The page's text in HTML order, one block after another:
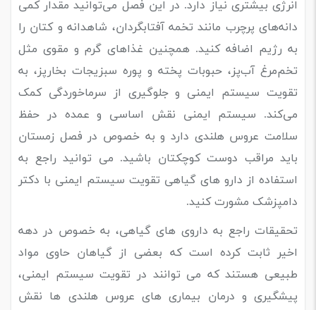
انرژی بیشتری نیاز دارد. در این فصل می‌توانید مقدار کمی
دانه‌های پرچرب مانند تخمه آفتابگردان، شاهدانه و کتان را
به رژیم اضافه کنید. همچنین غذاهای گرم و مقوی مثل
تخم‌مرغ آب‌پز، حبوبات پخته و پوره سبزیجات بخارپز، به
تقویت سیستم ایمنی و جلوگیری از سرماخوردگی کمک
می‌کند. سیستم ایمنی نقش اساسی و عمده در حفظ
سلامت عروس هلندی دارد و به خصوص در فصل زمستان
باید مراقب دوست کوچکتان باشید. می توانید راجع به
استفاده از دارو های گیاهی تقویت سیستم ایمنی با دکتر
دامپزشک مشورت کنید.
تحقیقات راجع به داروی های گیاهی، به خصوص در دهه
اخیر ثابت کرده است که بعضی از گیاهان حاوی مواد
طبیعی هستند که می توانند در تقویت سیستم ایمنی،
پیشگیری و درمان بیماری های عروس هلندی ها نقش